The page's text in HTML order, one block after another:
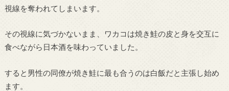
視線を奪われてしまいます。
その視線に気づかないまま、ワカコは焼き鮭の皮と身を交互に
食べながら日本酒を味わっていました。
すると男性の同僚が焼き鮭に最も合うのは白飯だと主張し始め
ます。